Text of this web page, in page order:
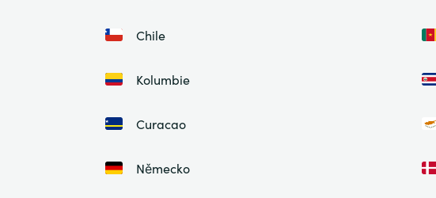
Chile
Kolumbie
Curacao
Německo